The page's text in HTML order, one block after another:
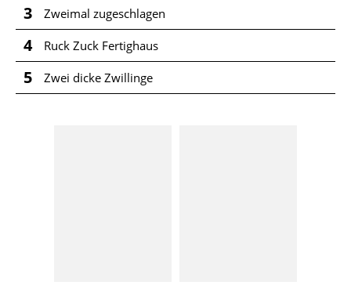
3 Zweimal zugeschlagen
4 Ruck Zuck Fertighaus
5 Zwei dicke Zwillinge